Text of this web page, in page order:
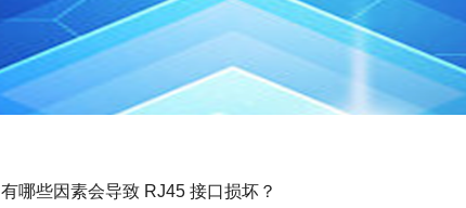
有哪些因素会导致 RJ45 接口损坏？